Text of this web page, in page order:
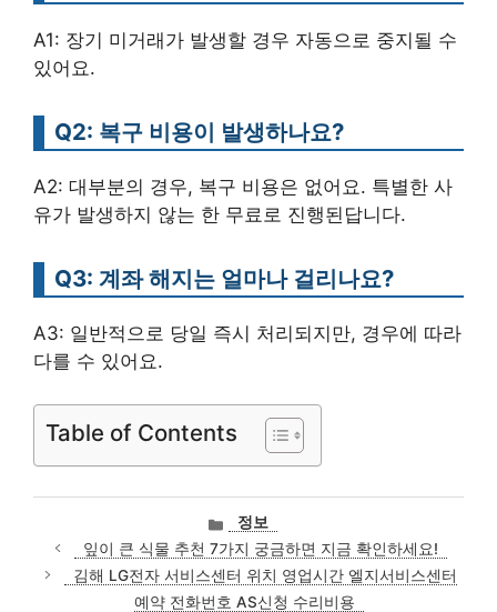
A1: 장기 미거래가 발생할 경우 자동으로 중지될 수
있어요.
Q2: 복구 비용이 발생하나요?
A2: 대부분의 경우, 복구 비용은 없어요. 특별한 사
유가 발생하지 않는 한 무료로 진행된답니다.
Q3: 계좌 해지는 얼마나 걸리나요?
A3: 일반적으로 당일 즉시 처리되지만, 경우에 따라
다를 수 있어요.
Table of Contents
카
테
고
리
정보
잎이 큰 식물 추천 7가지 궁금하면 지금 확인하세요!
김해 LG전자 서비스센터 위치 영업시간 엘지서비스센터
예약 전화번호 AS신청 수리비용